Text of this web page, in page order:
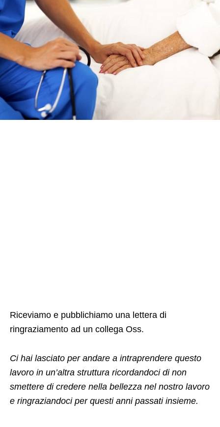
Riceviamo e pubblichiamo una lettera di
ringraziamento ad un collega Oss.
Ci hai lasciato per andare a intraprendere questo
lavoro in un’altra struttura ricordandoci di non
smettere di credere nella bellezza nel nostro lavoro
e ringraziandoci per questi anni passati insieme.